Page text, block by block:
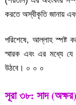
করতে অস্বীকৃতি জানায়
পরিশেষে, আল্লাহ স্পষ্ট
স্মারক এবং এর মধ্যে যে
উঠবে। ০ ০ ০
সূরা ৩৮: সাদ (অক্ষর